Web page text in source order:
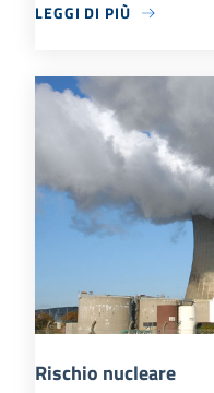
LEGGI DI PIÙ
Rischio nucleare